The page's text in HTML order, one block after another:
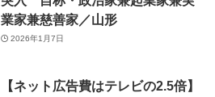
業家兼慈善家／山形
2026年1月7日
【ネット広告費はテレビの2.5倍】